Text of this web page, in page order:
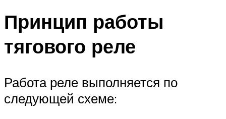
Принцип работы
тягового реле
Работа реле выполняется по
следующей схеме: